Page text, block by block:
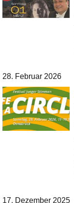
28. Februar 2026
17. Dezember 2025